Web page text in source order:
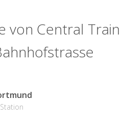
von Central Train